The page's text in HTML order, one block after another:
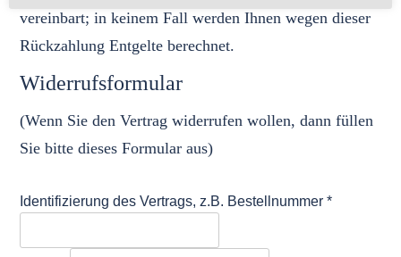
vereinbart; in keinem Fall werden Ihnen wegen dieser
Rückzahlung Entgelte berechnet.
Widerrufsformular
(Wenn Sie den Vertrag widerrufen wollen, dann füllen
Sie bitte dieses Formular aus)
Identifizierung des Vertrags, z.B. Bestellnummer *